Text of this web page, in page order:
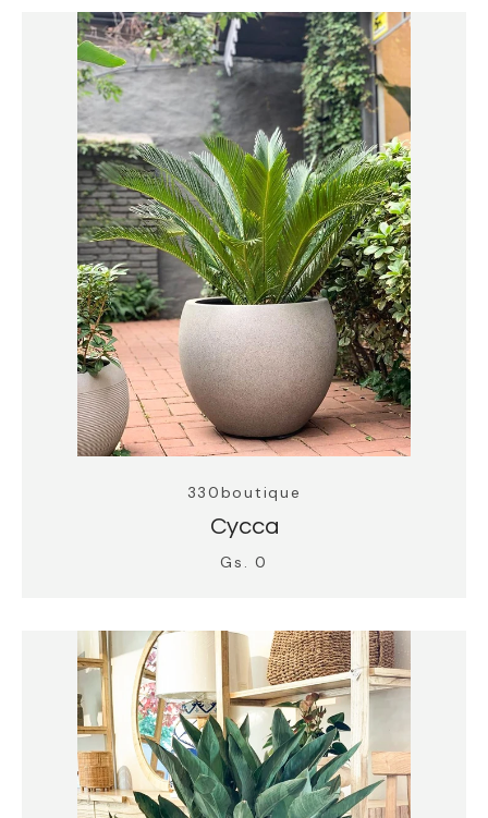
330boutique
Cycca
Gs. 0